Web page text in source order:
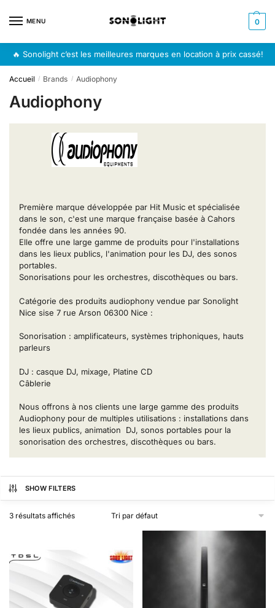
MENU 0
🔥 Sonolight c’est les meilleures marques en location à prix cassé!
Accueil / Brands / Audiophony
Audiophony
Première marque développée par Hit Music et spécialisée
dans le son, c'est une marque française basée à Cahors
fondée dans les années 90.
Elle offre une large gamme de produits pour l'installations
dans les lieux publics, l'animation pour les DJ, des sonos
portables.
Sonorisations pour les orchestres, discothèques ou bars.
Catégorie des produits audiophony vendue par Sonolight
Nice sise 7 rue Arson 06300 Nice :
Sonorisation : amplificateurs, systèmes triphoniques, hauts
parleurs
DJ : casque DJ, mixage, Platine CD
Câblerie
Nous offrons à nos clients une large gamme des produits
Audiophony pour de multiples utilisations : installations dans
les lieux publics, animation DJ, sonos portables pour la
sonorisation des orchestres, discothèques ou bars.
SHOW FILTERS
3 résultats affichés